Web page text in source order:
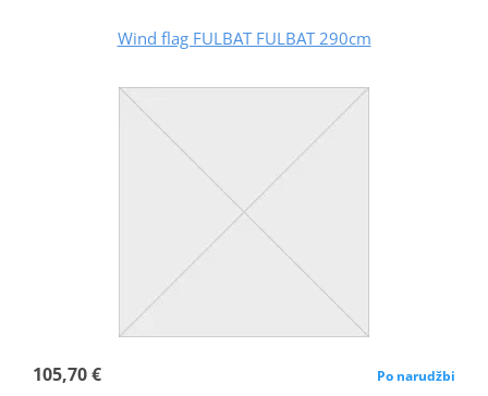
Wind flag FULBAT FULBAT 290cm
105,70 € Po narudžbi